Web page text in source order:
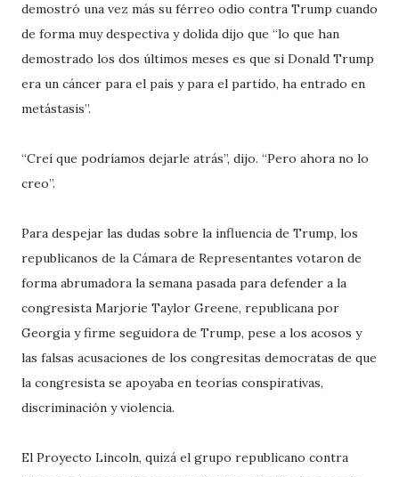
demostró una vez más su férreo odio contra Trump cuando
de forma muy despectiva y dolida dijo que “lo que han
demostrado los dos últimos meses es que si Donald Trump
era un cáncer para el país y para el partido, ha entrado en
metástasis”.
“Creí que podríamos dejarle atrás”, dijo. “Pero ahora no lo
creo”.
Para despejar las dudas sobre la influencia de Trump, los
republicanos de la Cámara de Representantes votaron de
forma abrumadora la semana pasada para defender a la
congresista Marjorie Taylor Greene, republicana por
Georgia y firme seguidora de Trump, pese a los acosos y
las falsas acusaciones de los congresitas democratas de que
la congresista se apoyaba en teorías conspirativas,
discriminación y violencia.
El Proyecto Lincoln, quizá el grupo republicano contra